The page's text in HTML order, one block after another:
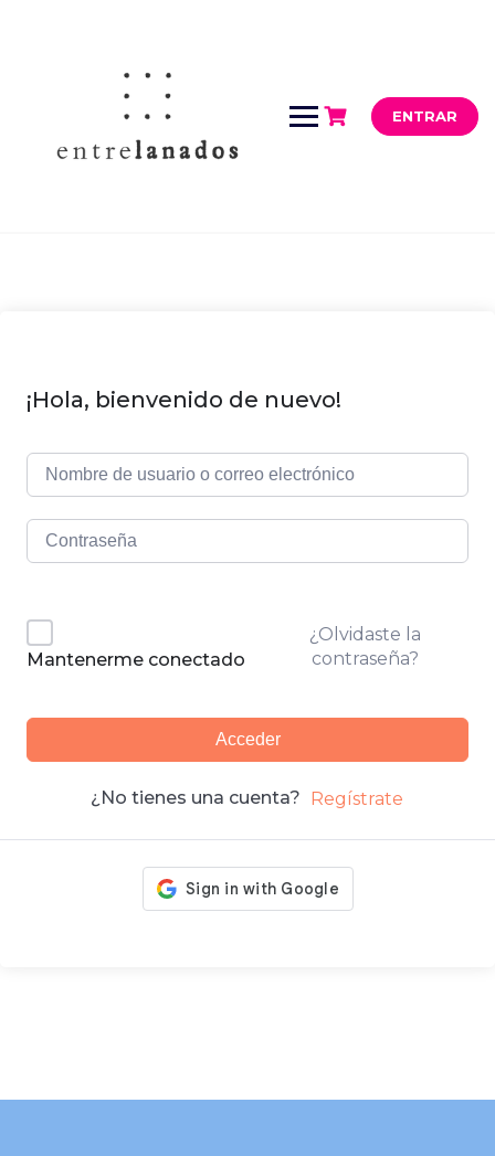
ENTRAR
¡Hola, bienvenido de nuevo!
Mantenerme conectado
¿Olvidaste la
contraseña?
Acceder
¿No tienes una cuenta? Regístrate